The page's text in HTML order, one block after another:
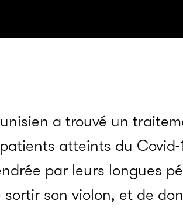
a trouvé un
atteints du Covid-
par leurs longues
son violon, et de